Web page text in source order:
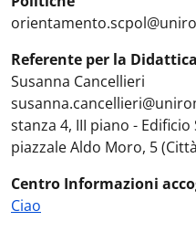
Referente per la
Susanna Cancellieri
stanza 4, III piano -
piazzale Aldo Moro, 5
Centro Informazioni
Ciao